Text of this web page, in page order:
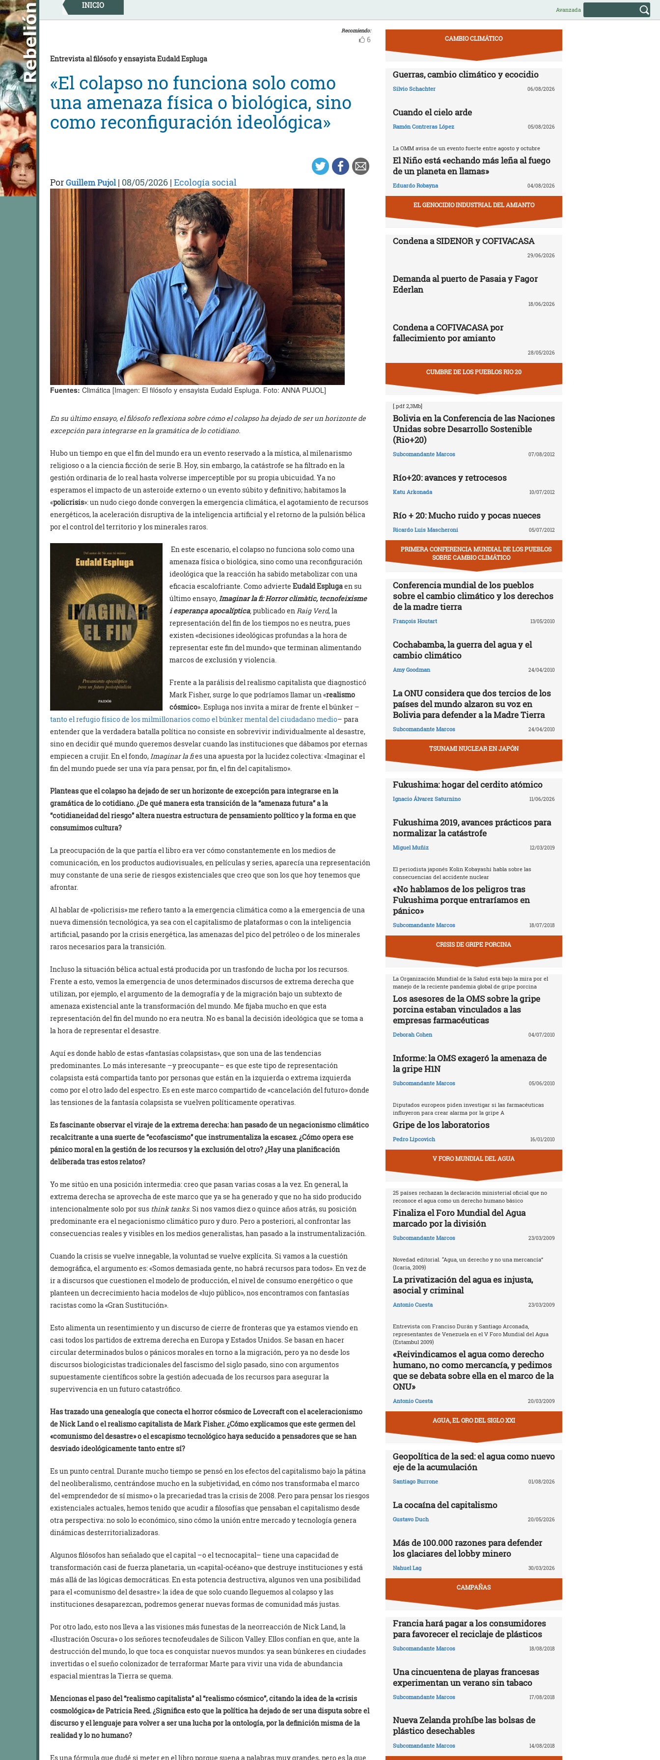
Skip
to
content
INICIO Avanzada
Recomiendo:
6
Entrevista al filósofo y ensayista Eudald Espluga
«El colapso no funciona solo como
una amenaza física o biológica, sino
como reconfiguración ideológica»
PorGuillem Pujol| 08/05/2026 | Ecología social
Fuentes: Climática [Imagen: El filósofo y ensayista Eudald Espluga. Foto: ANNA PUJOL]
En su último ensayo, el filósofo reflexiona sobre cómo el colapso ha dejado de ser un horizonte de
excepción para integrarse en la gramática de lo cotidiano.
Hubo un tiempo en que el fin del mundo era un evento reservado a la mística, al milenarismo
religioso o a la ciencia ficción de serie B. Hoy, sin embargo, la catástrofe se ha filtrado en la
gestión ordinaria de lo real hasta volverse imperceptible por su propia ubicuidad. Ya no
esperamos el impacto de un asteroide externo o un evento súbito y definitivo; habitamos la
«policrisis»: un nudo ciego donde convergen la emergencia climática, el agotamiento de recursos
energéticos, la aceleración disruptiva de la inteligencia artificial y el retorno de la pulsión bélica
por el control del territorio y los minerales raros.
En este escenario, el colapso no funciona solo como una
amenaza física o biológica, sino como una reconfiguración
ideológica que la reacción ha sabido metabolizar con una
eficacia escalofriante. Como advierte EudaldEsplugaen su
último ensayo,Imaginar la fi: Horror climàtic, tecnofeixisme
i esperança apocalíptica,publicado en Raig Verd, la
representación del fin de los tiempos no es neutra, pues
existen «decisiones ideológicas profundas a la hora de
representar este fin del mundo» que terminan alimentando
marcos de exclusión y violencia.
Frente a la parálisis del realismo capitalista que diagnosticó
Mark Fisher, surge lo que podríamos llamar un «realismo
cósmico». Espluga nos invita a mirar de frente el búnker –
tanto el refugio físico de los milmillonarios como el búnker mental del ciudadano medio– para
entender que la verdadera batalla política no consiste en sobrevivir individualmente al desastre,
sino en decidir qué mundo queremos desvelar cuando las instituciones que dábamos por eternas
empiecen a crujir. En el fondo, Imaginar la fies una apuesta por la lucidez colectiva: «Imaginar el
fin del mundo puede ser una vía para pensar, por fin, el fin del capitalismo».
Planteas que el colapso ha dejado de ser un horizonte de excepción para integrarse en la
gramática de lo cotidiano. ¿De qué manera esta transición de la “amenaza futura” a la
“cotidianeidad del riesgo” altera nuestra estructura de pensamiento político y la forma en que
consumimos cultura?
La preocupación de la que partía el libro era ver cómo constantemente en los medios de
comunicación, en los productos audiovisuales, en películas y series, aparecía una representación
muy constante de una serie de riesgos existenciales que creo que son los que hoy tenemos que
afrontar.
Al hablar de «policrisis» me refiero tanto a la emergencia climática como a la emergencia de una
nueva dimensión tecnológica, ya sea con el capitalismo de plataformas o con la inteligencia
artificial, pasando por la crisis energética, las amenazas del pico del petróleo o de los minerales
raros necesarios para la transición.
Incluso la situación bélica actual está producida por un trasfondo de lucha por los recursos.
Frente a esto, vemos la emergencia de unos determinados discursos de extrema derecha que
utilizan, por ejemplo, el argumento de la demografía y de la migración bajo un subtexto de
amenaza existencial ante la transformación del mundo. Me fijaba mucho en que esta
representación del fin del mundo no era neutra. No es banal la decisión ideológica que se toma a
la hora de representar el desastre.
Aquí es donde hablo de estas «fantasías colapsistas», que son una de las tendencias
predominantes. Lo más interesante –y preocupante– es que este tipo de representación
colapsista está compartida tanto por personas que están en la izquierda o extrema izquierda
como por el otro lado del espectro. Es en este marco compartido de «cancelación del futuro» donde
las tensiones de la fantasía colapsista se vuelven políticamente operativas.
Es fascinante observar el viraje de la extrema derecha: han pasado de un negacionismo climático
recalcitrante a una suerte de “ecofascismo” que instrumentaliza la escasez. ¿Cómo opera ese
pánico moral en la gestión de los recursos y la exclusión del otro? ¿Hay una planificación
deliberada tras estos relatos?
Yo me sitúo en una posición intermedia: creo que pasan varias cosas a la vez. En general, la
extrema derecha se aprovecha de este marco que ya se ha generado y que no ha sido producido
intencionalmente solo por sus think tanks. Si nos vamos diez o quince años atrás, su posición
predominante era el negacionismo climático puro y duro. Pero a posteriori, al confrontar las
consecuencias reales y visibles en los medios generalistas, han pasado a la instrumentalización.
Cuando la crisis se vuelve innegable, la voluntad se vuelve explícita. Si vamos a la cuestión
demográfica, el argumento es: «Somos demasiada gente, no habrá recursos para todos». En vez de
ir a discursos que cuestionen el modelo de producción, el nivel de consumo energético o que
planteen un decrecimiento hacia modelos de «lujo público», nos encontramos con fantasías
racistas como la «Gran Sustitución».
Esto alimenta un resentimiento y un discurso de cierre de fronteras que ya estamos viendo en
casi todos los partidos de extrema derecha en Europa y Estados Unidos. Se basan en hacer
circular determinados bulos o pánicos morales en torno a la migración, pero ya no desde los
discursos biologicistas tradicionales del fascismo del siglo pasado, sino con argumentos
supuestamente científicos sobre la gestión adecuada de los recursos para asegurar la
supervivencia en un futuro catastrófico.
Has trazado una genealogía que conecta el horror cósmico de Lovecraft con el aceleracionismo
de Nick Land o el realismo capitalista de Mark Fisher. ¿Cómo explicamos que este germen del
«comunismo del desastre» o el escapismo tecnológico haya seducido a pensadores que se han
desviado ideológicamente tanto entre sí?
Es un punto central. Durante mucho tiempo se pensó en los efectos del capitalismo bajo la pátina
del neoliberalismo, centrándose mucho en la subjetividad, en cómo nos transformaba el marco
del «emprendedor de sí mismo» o la precariedad tras la crisis de 2008. Pero para pensar los riesgos
existenciales actuales, hemos tenido que acudir a filosofías que pensaban el capitalismo desde
otra perspectiva: no solo lo económico, sino cómo la unión entre mercado y tecnología genera
dinámicas desterritorializadoras.
Algunos filósofos han señalado que el capital –o el tecnocapital– tiene una capacidad de
transformación casi de fuerza planetaria, un «capital-océano» que destruye instituciones y está
más allá de las lógicas democráticas. En esta potencia destructiva, algunos ven una posibilidad
para el «comunismo del desastre»: la idea de que solo cuando lleguemos al colapso y las
instituciones desaparezcan, podremos generar nuevas formas de comunidad más justas.
Por otro lado, esto nos lleva a las visiones más funestas de la neorreacción de Nick Land, la
«Ilustración Oscura» o los señores tecnofeudales de Silicon Valley. Ellos confían en que, ante la
destrucción del mundo, lo que toca es conquistar nuevos mundos: ya sean búnkeres en ciudades
invertidas o el sueño colonizador de terraformar Marte para vivir una vida de abundancia
espacial mientras la Tierra se quema.
Mencionas el paso del “realismo capitalista” al “realismo cósmico”, citando la idea de la «crisis
cosmológica» de Patricia Reed. ¿Significa esto que la política ha dejado de ser una disputa sobre el
discurso y el lenguaje para volver a ser una lucha por la ontología, por la definición misma de la
realidad y lo no humano?
Es una fórmula que dudé si meter en el libro porque suena a palabras muy grandes, pero es la que
CAMBIO CLIMÁTICO
Guerras, cambio climático y ecocidio
Silvio Schachter 06/08/2026
Cuando el cielo arde
Ramón Contreras López 05/08/2026
La OMM avisa de un evento fuerte entre agosto y octubre
El Niño está «echando más leña al fuego
de un planeta en llamas»
Eduardo Robayna 04/08/2026
EL GENOCIDIO INDUSTRIAL DEL AMIANTO
Condena a SIDENOR y COFIVACASA
29/06/2026
Demanda al puerto de Pasaia y Fagor
Ederlan
18/06/2026
Condena a COFIVACASA por
fallecimiento por amianto
28/05/2026
CUMBRE DE LOS PUEBLOS RIO 20
[.pdf 2,3Mb]
Bolivia en la Conferencia de las Naciones
Unidas sobre Desarrollo Sostenible
(Rio+20)
Subcomandante Marcos 07/08/2012
Río+20: avances y retrocesos
Katu Arkonada 10/07/2012
Río + 20: Mucho ruido y pocas nueces
Ricardo Luis Mascheroni 05/07/2012
PRIMERA CONFERENCIA MUNDIAL DE LOS PUEBLOS
SOBRE CAMBIO CLIMÁTICO
Conferencia mundial de los pueblos
sobre el cambio climático y los derechos
de la madre tierra
François Houtart 13/05/2010
Cochabamba, la guerra del agua y el
cambio climático
Amy Goodman 24/04/2010
La ONU considera que dos tercios de los
países del mundo alzaron su voz en
Bolivia para defender a la Madre Tierra
Subcomandante Marcos 24/04/2010
TSUNAMI NUCLEAR EN JAPÓN
Fukushima: hogar del cerdito atómico
Ignacio Álvarez Saturnino 11/06/2026
Fukushima 2019, avances prácticos para
normalizar la catástrofe
Miguel Muñiz 12/03/2019
El periodista japonés Kolin Kobayashi habla sobre las
consecuencias del accidente nuclear
«No hablamos de los peligros tras
Fukushima porque entraríamos en
pánico»
Subcomandante Marcos 18/07/2018
CRISIS DE GRIPE PORCINA
La Organización Mundial de la Salud está bajo la mira por el
manejo de la reciente pandemia global de gripe porcina
Los asesores de la OMS sobre la gripe
porcina estaban vinculados a las
empresas farmacéuticas
Deborah Cohen 04/07/2010
Informe: la OMS exageró la amenaza de
la gripe H1N
Subcomandante Marcos 05/06/2010
Diputados europeos piden investigar si las farmacéuticas
influyeron para crear alarma por la gripe A
Gripe de los laboratorios
Pedro Lipcovich 16/01/2010
V FORO MUNDIAL DEL AGUA
25 países rechazan la declaración ministerial oficial que no
reconoce el agua como un derecho humano básico
Finaliza el Foro Mundial del Agua
marcado por la división
Subcomandante Marcos 23/03/2009
Novedad editorial. “Agua, un derecho y no una mercancía”
(Icaria, 2009)
La privatización del agua es injusta,
asocial y criminal
Antonio Cuesta 23/03/2009
Entrevista con Franciso Durán y Santiago Arconada,
representantes de Venezuela en el V Foro Mundial del Agua
(Estambul 2009)
«Reivindicamos el agua como derecho
humano, no como mercancía, y pedimos
que se debata sobre ella en el marco de la
ONU»
Antonio Cuesta 20/03/2009
AGUA, EL ORO DEL SIGLO XXI
Geopolítica de la sed: el agua como nuevo
eje de la acumulación
Santiago Burrone 01/08/2026
La cocaína del capitalismo
Gustavo Duch 20/05/2026
Más de 100.000 razones para defender
los glaciares del lobby minero
Nahuel Lag 30/03/2026
CAMPAÑAS
Francia hará pagar a los consumidores
para favorecer el reciclaje de plásticos
Subcomandante Marcos 18/08/2018
Una cincuentena de playas francesas
experimentan un verano sin tabaco
Subcomandante Marcos 17/08/2018
Nueva Zelanda prohíbe las bolsas de
plástico desechables
Subcomandante Marcos 14/08/2018